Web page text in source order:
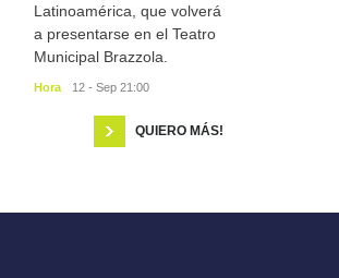
Latinoamérica, que volverá
a presentarse en el Teatro
Municipal Brazzola.
Hora 12 - Sep 21:00
QUIERO MÁS!